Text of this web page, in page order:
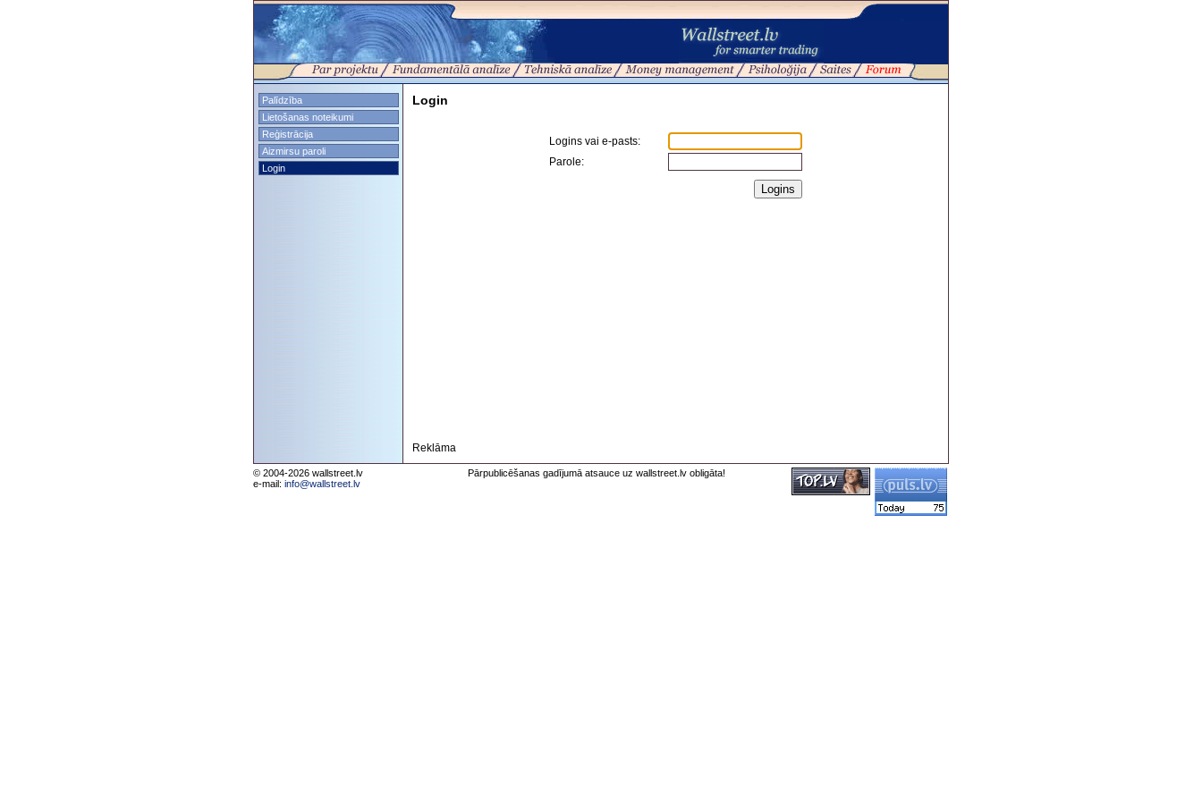
Palīdzība
Lietošanas noteikumi
Reģistrācija
Aizmirsu paroli
Login
Login
Logins vai e-pasts:
Parole:
Reklāma
© 2004-2026 wallstreet.lv
e-mail: info@wallstreet.lv
Pārpublicēšanas gadījumā atsauce uz wallstreet.lv obligāta!